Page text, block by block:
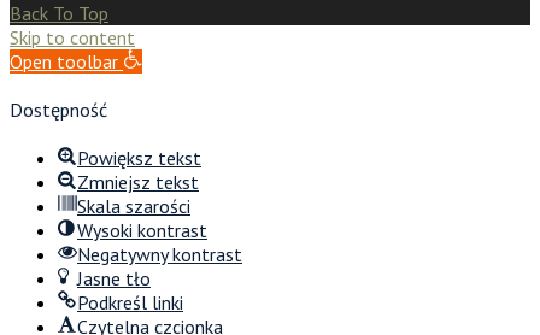
Back To Top
Skip to content
Open toolbar
Dostępność
Powiększ tekst
Zmniejsz tekst
Skala szarości
Wysoki kontrast
Negatywny kontrast
Jasne tło
Podkreśl linki
Czytelna czcionka